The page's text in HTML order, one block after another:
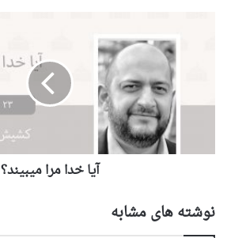
آيا خدا مرا ميبيند؟
نوشته های مشابه